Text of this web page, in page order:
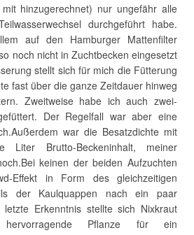
hinzugerechnet) nur ungefähr alle
durchgeführt habe.
auf den Hamburger Mattenfilter
noch nicht in Zuchtbecken eingesetzt
stellt sich für mich die Fütterung
fast über die ganze Zeitdauer hinweg
Zweitweise habe ich auch zwei-
Der Regelfall war aber eine
war die Besatzdichte mit
Liter Brutto-Beckeninhalt, meiner
keinen der beiden Aufzuchten
Effekt in Form des gleichzeitigen
der Kaulquappen nach ein paar
letzte Erkenntnis stellte sich Nixkraut
Pflanze für ein